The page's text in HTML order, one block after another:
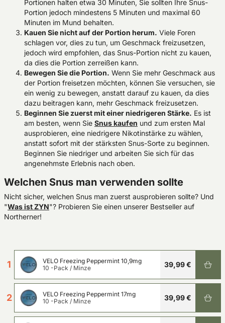
Portionen halten etwa 30 Minuten, Sie sollten Ihre Snus-
Portion jedoch mindestens 5 Minuten und maximal 60
Minuten im Mund behalten.
Kauen Sie nicht auf der Portion herum. Viele Foren
schlagen vor, dies zu tun, um Geschmack freizusetzen,
jedoch wird empfohlen, das Snus-Portion nicht zu kauen,
da dies die Portion zerreißen kann.
Bewegen Sie die Portion. Wenn Sie mehr Geschmack aus
der Portion freisetzen möchten, können Sie versuchen, sie
ein wenig zu bewegen, anstatt darauf zu kauen, da dies
dazu beitragen kann, mehr Geschmack freizusetzen.
Beginnen Sie zuerst mit einer niedrigeren Stärke. Es ist
am besten, wenn Sie Snus kaufen und zum ersten Mal
ausprobieren, eine niedrigere Nikotinstärke zu wählen,
anstatt sofort mit der stärksten Snus-Sorte zu beginnen.
Beginnen Sie niedriger und arbeiten Sie sich für das
angenehmste Erlebnis nach oben.
Welchen Snus man verwenden sollte
Nicht sicher, welchen Snus man zuerst ausprobieren sollte? Und
"Was ist ZYN"? Probieren Sie einen unserer Bestseller auf
Northerner!
1
VELO Freezing Peppermint 10,9mg
10 -Pack / Minze 39,99 €
2
VELO Freezing Peppermint 17mg
10 -Pack / Minze 39,99 €